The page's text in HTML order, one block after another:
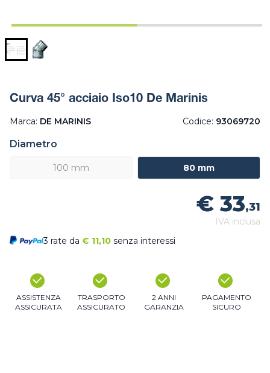
Curva 45° acciaio Iso10 De Marinis
Marca: DE MARINIS Codice: 93069720
Diametro
100 mm 80 mm
€ 33,31
IVA inclusa
3 rate da € 11,10 senza interessi
ASSISTENZA
ASSICURATA
TRASPORTO
ASSICURATO
2 ANNI
GARANZIA
PAGAMENTO
SICURO